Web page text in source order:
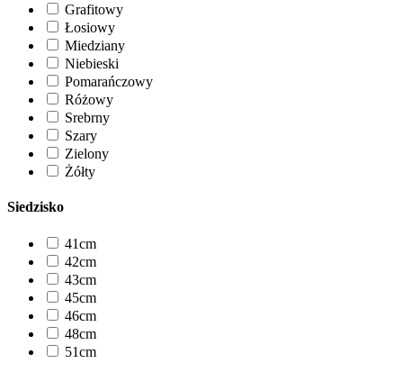
Grafitowy
Łosiowy
Miedziany
Niebieski
Pomarańczowy
Różowy
Srebrny
Szary
Zielony
Żółty
Siedzisko
41cm
42cm
43cm
45cm
46cm
48cm
51cm